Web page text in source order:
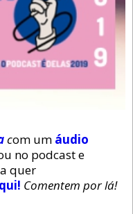
com um áudio
no podcast e
quer
Comentem por lá!